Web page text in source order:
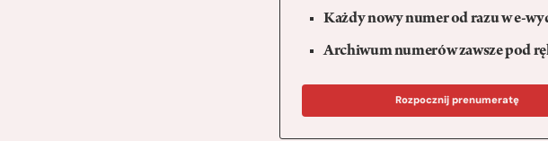
Każdy nowy numer od razu w e-
Archiwum numerów zawsze pod
Rozpocznij prenumeratę